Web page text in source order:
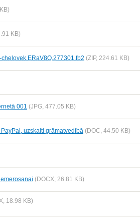
KB)
(ZIP, 224.61 KB)
001 (JPG, 477.05 KB)
uzskaiti grāmatvedībā (DOC, 44.50 KB)
(DOCX, 26.81 KB)
18.98 KB)